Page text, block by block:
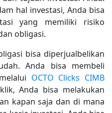
hal investasi, Anda bisa
yang memiliki risiko
obligasi.
bisa diperjualbelikan
Anda bisa membeli
OCTO Clicks CIMB
Anda bisa melakukan
kapan saja dan di mana